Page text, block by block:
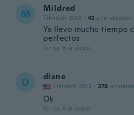
M Mildred
Tilmeldt 2018 · 42 anmeldelser
Ya llevo mucho tiempo
perfectos
for ca. 6 år siden
D diane
Tilmeldt 2015 · 378
Ok
for ca. 6 år siden